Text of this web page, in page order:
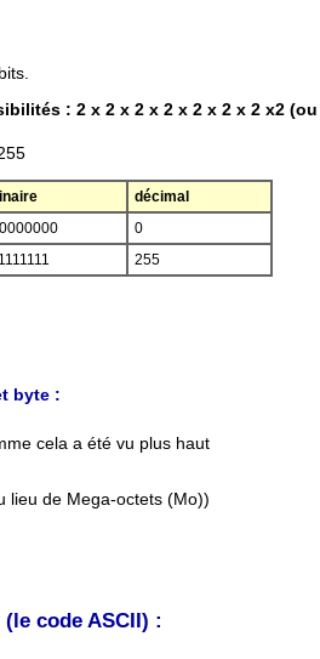
: 2 x 2 x 2 x 2 x 2 x 2 x 2 x2 (ou
décimal
0
255
byte :
cela a été vu plus haut
lieu de Mega-octets (Mo))
code ASCII) :